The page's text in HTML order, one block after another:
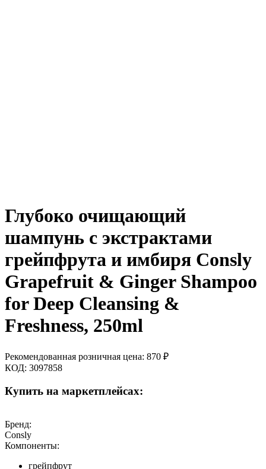
Глубоко очищающий
шампунь с экстрактами
грейпфрута и имбиря Consly
Grapefruit & Ginger Shampoo
for Deep Cleansing &
Freshness, 250ml
Рекомендованная розничная цена: 870 ₽
КОД: 3097858
Купить на маркетплейсах:
Бренд:
Consly
Компоненты:
грейпфрут